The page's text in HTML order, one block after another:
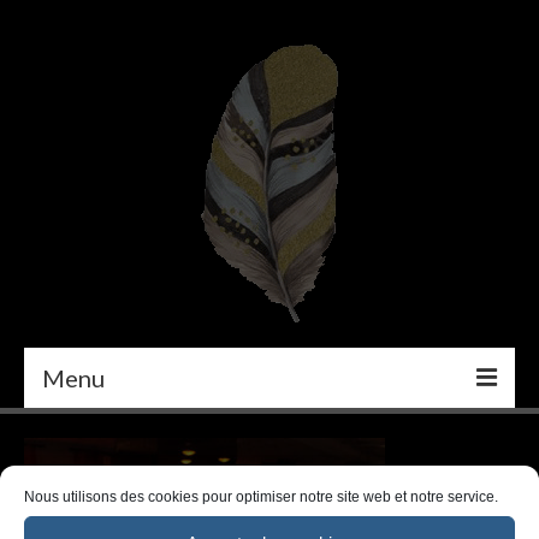
Nous utilisons des cookies pour optimiser notre site web et notre service.
Menu
DÉCORATION INTÉRIEURE